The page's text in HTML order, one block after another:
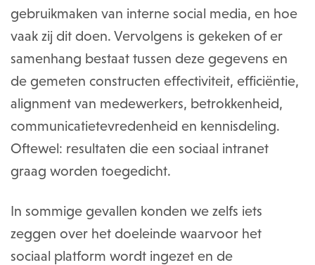
gebruikmaken van interne social media, en hoe
vaak zij dit doen. Vervolgens is gekeken of er
samenhang bestaat tussen deze gegevens en
de gemeten constructen effectiviteit, efficiëntie,
alignment van medewerkers, betrokkenheid,
communicatietevredenheid en kennisdeling.
Oftewel: resultaten die een sociaal intranet
graag worden toegedicht.
In sommige gevallen konden we zelfs iets
zeggen over het doeleinde waarvoor het
sociaal platform wordt ingezet en de